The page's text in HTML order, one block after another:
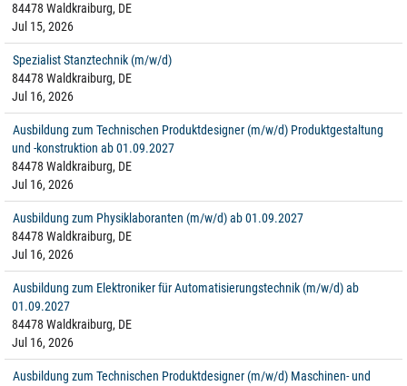
84478 Waldkraiburg, DE
Jul 15, 2026
Spezialist Stanztechnik (m/w/d)
84478 Waldkraiburg, DE
Jul 16, 2026
Ausbildung zum Technischen Produktdesigner (m/w/d) Produktgestaltung
und -konstruktion ab 01.09.2027
84478 Waldkraiburg, DE
Jul 16, 2026
Ausbildung zum Physiklaboranten (m/w/d) ab 01.09.2027
84478 Waldkraiburg, DE
Jul 16, 2026
Ausbildung zum Elektroniker für Automatisierungstechnik (m/w/d) ab
01.09.2027
84478 Waldkraiburg, DE
Jul 16, 2026
Ausbildung zum Technischen Produktdesigner (m/w/d) Maschinen- und